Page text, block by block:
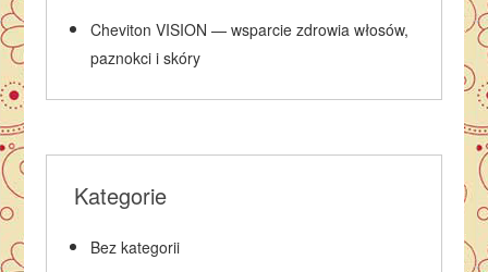
Cheviton VISION — wsparcie zdrowia włosów,
paznokci i skóry
Kategorie
Bez kategorii